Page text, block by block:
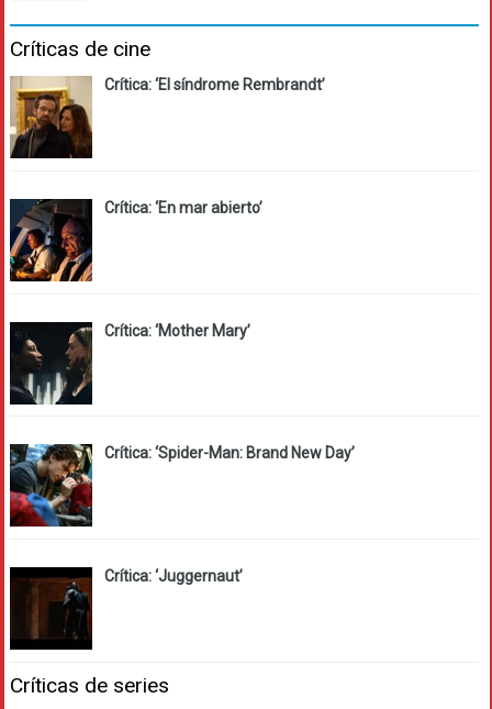
Críticas de cine
Crítica: ‘El síndrome Rembrandt’
Crítica: ‘En mar abierto’
Crítica: ‘Mother Mary’
Crítica: ‘Spider-Man: Brand New Day’
Crítica: ‘Juggernaut’
Críticas de series